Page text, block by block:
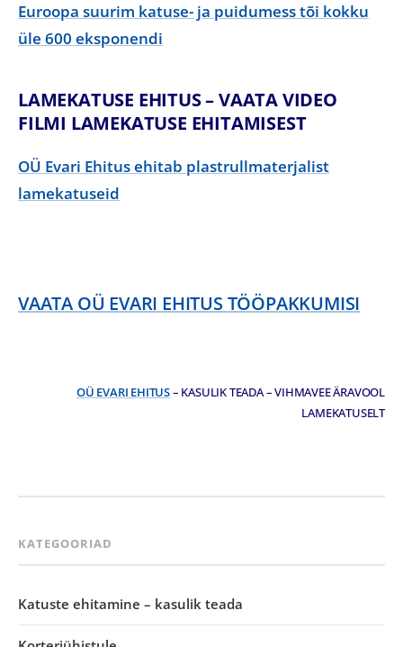
Euroopa suurim katuse- ja puidumess tõi kokku
üle 600 eksponendi
LAMEKATUSE EHITUS – VAATA VIDEO
FILMI LAMEKATUSE EHITAMISEST
OÜ Evari Ehitus ehitab plastrullmaterjalist
lamekatuseid
VAATA OÜ EVARI EHITUS TÖÖPAKKUMISI
OÜ EVARI EHITUS– KASULIK TEADA – VIHMAVEE ÄRAVOOL
LAMEKATUSELT
KATEGOORIAD
Katuste ehitamine – kasulik teada